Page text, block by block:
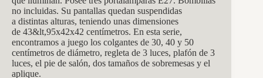
no incluidas. Su pantallas quedan suspendidas
a distintas alturas, teniendo unas dimensiones
de 43&lt,95x42x42 centímetros. En esta serie,
encontramos a juego los colgantes de 30, 40 y 50
centímetros de diámetro, regleta de 3 luces, plafón de 3
luces, el pie de salón, dos tamaños de sobremesas y el
aplique.